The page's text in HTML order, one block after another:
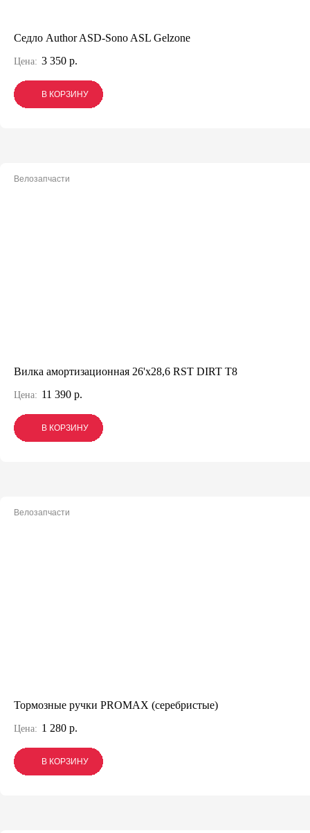
Седло Author ASD-Sono ASL Gelzone
Цена: 3 350 р.
В КОРЗИНУ
В КОРЗИНУ
В КОРЗИНУ
Велозапчасти
Вилка амортизационная 26'х28,6 RST DIRT T8
Цена: 11 390 р.
В КОРЗИНУ
В КОРЗИНУ
В КОРЗИНУ
Велозапчасти
Тормозные ручки PROMAX (серебристые)
Цена: 1 280 р.
В КОРЗИНУ
В КОРЗИНУ
В КОРЗИНУ